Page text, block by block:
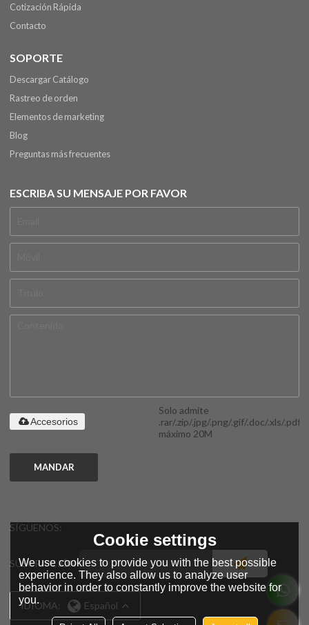
Cotización Rápida
Contacto
SOPORTE
Descargar Catálogo
Rastreo de orden
Elementos de marketing
Blog
Preguntas más frecuentes
ESCRIBA SU MENSAJE POR FAVOR
Solo admite
.rar/.zip/.jpg/.png/.gif/.doc/.xls/.pdf,
máximo 20M
Accesorios
MANDAR
SÍGUENOS:
SUSCRIPCIÓN
IDIOMA: Español
Cookie settings
We use cookies to provide you with the best possible
experience. They also allow us to analyze user
behavior in order to constantly improve the website for
you.